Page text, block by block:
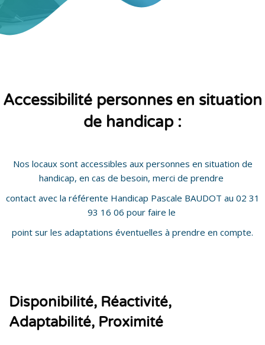
Passer [Cocoon] Custom HTML
Accessibilité personnes en situation
de handicap :
Nos locaux sont accessibles aux personnes en situation de
handicap, en cas de besoin, merci de prendre
contact avec la référente Handicap Pascale BAUDOT au 02 31
93 16 06 pour faire le
point sur les adaptations éventuelles à prendre en compte.
Passer [Cocoon] About (Text with Image)
Disponibilité, Réactivité,
Adaptabilité, Proximité